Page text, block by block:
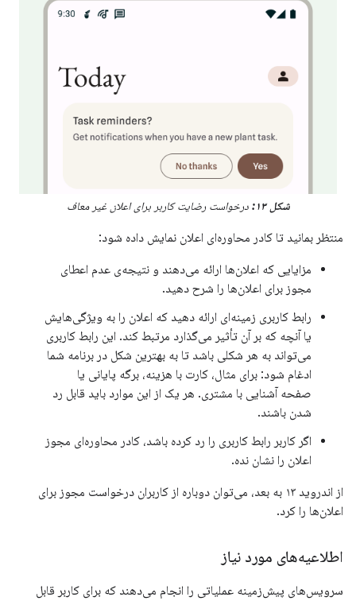
شکل ۱۳: درخواست رضایت کاربر برای اعلان غیر معاف
منتظر بمانید تا کادر محاوره‌ای اعلان نمایش داده شود:
مزایایی که اعلان‌ها ارائه می‌دهند و نتیجه‌ی عدم اعطای
مجوز برای اعلان‌ها را شرح دهید.
رابط کاربری زمینه‌ای ارائه دهید که اعلان را به ویژگی‌هایش
یا آنچه که بر آن تأثیر می‌گذارد مرتبط کند. این رابط کاربری
می‌تواند به هر شکلی باشد تا به بهترین شکل در برنامه شما
ادغام شود: برای مثال، کارت با هزینه، برگه پایانی یا
صفحه آشنایی با مشتری. هر یک از این موارد باید قابل رد
شدن باشند.
اگر کاربر رابط کاربری را رد کرده باشد، کادر محاوره‌ای مجوز
اعلان را نشان نده.
از اندروید ۱۳ به بعد، می‌توان دوباره از کاربران درخواست مجوز برای
اعلان‌ها را کرد.
اطلاعیه‌های مورد نیاز
سرویس‌های پیش‌زمینه عملیاتی را انجام می‌دهند که برای کاربر قابل